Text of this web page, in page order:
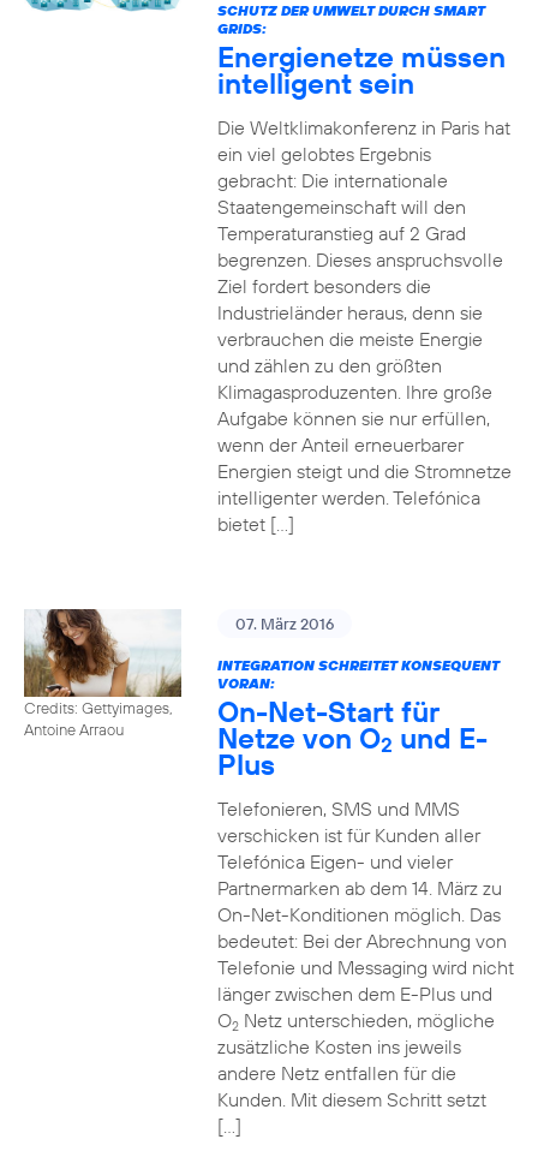
SCHUTZ DER UMWELT DURCH SMART
GRIDS:
Energienetze müssen
intelligent sein
Die Weltklimakonferenz in Paris hat
ein viel gelobtes Ergebnis
gebracht: Die internationale
Staatengemeinschaft will den
Temperaturanstieg auf 2 Grad
begrenzen. Dieses anspruchsvolle
Ziel fordert besonders die
Industrieländer heraus, denn sie
verbrauchen die meiste Energie
und zählen zu den größten
Klimagasproduzenten. Ihre große
Aufgabe können sie nur erfüllen,
wenn der Anteil erneuerbarer
Energien steigt und die Stromnetze
intelligenter werden. Telefónica
bietet […]
Credits: Gettyimages,
Antoine Arraou
07. März 2016
INTEGRATION SCHREITET KONSEQUENT
VORAN:
On-Net-Start für
Netze von O2 und E-
Plus
Telefonieren, SMS und MMS
verschicken ist für Kunden aller
Telefónica Eigen- und vieler
Partnermarken ab dem 14. März zu
On-Net-Konditionen möglich. Das
bedeutet: Bei der Abrechnung von
Telefonie und Messaging wird nicht
länger zwischen dem E-Plus und
O2Netz unterschieden, mögliche
zusätzliche Kosten ins jeweils
andere Netz entfallen für die
Kunden. Mit diesem Schritt setzt
[…]